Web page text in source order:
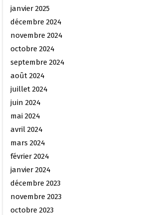
janvier 2025
décembre 2024
novembre 2024
octobre 2024
septembre 2024
août 2024
juillet 2024
juin 2024
mai 2024
avril 2024
mars 2024
février 2024
janvier 2024
décembre 2023
novembre 2023
octobre 2023